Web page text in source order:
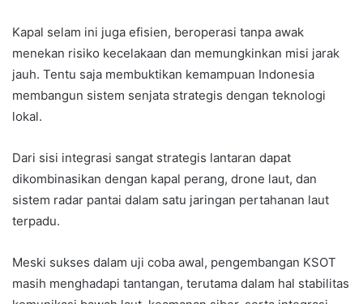
Kapal selam ini juga efisien, beroperasi tanpa awak
menekan risiko kecelakaan dan memungkinkan misi jarak
jauh. Tentu saja membuktikan kemampuan Indonesia
membangun sistem senjata strategis dengan teknologi
lokal.
Dari sisi integrasi sangat strategis lantaran dapat
dikombinasikan dengan kapal perang, drone laut, dan
sistem radar pantai dalam satu jaringan pertahanan laut
terpadu.
Meski sukses dalam uji coba awal, pengembangan KSOT
masih menghadapi tantangan, terutama dalam hal stabilitas